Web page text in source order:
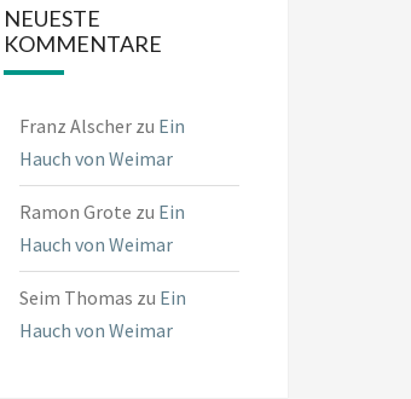
NEUESTE
KOMMENTARE
Franz Alscherzu Ein
Hauch von Weimar
Ramon Grote zu Ein
Hauch von Weimar
Seim Thomas zu Ein
Hauch von Weimar